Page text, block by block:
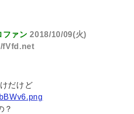
ファン 2018/10/09(火)
fVfd.net
だけど
？